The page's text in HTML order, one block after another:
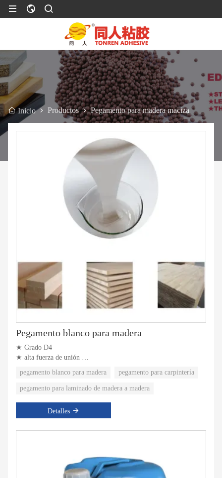
Inicio Productos Pegamento para madera maciza
Pegamento blanco para madera
★ Grado D4
★ alta fuerza de unión
pegamento blanco para madera pegamento para carpintería
pegamento para laminado de madera a madera
Detalles